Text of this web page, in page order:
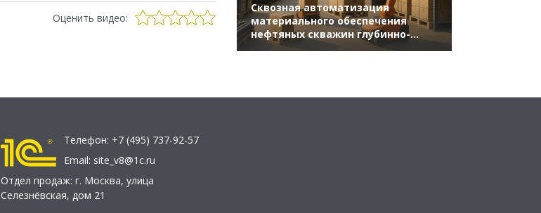
Оценить видео:
Сквозная автоматизация
материального обеспечения
нефтяных скважин глубинно-
насосным оборудованием на базе
СП «Татнефть-Добыча»)
Телефон: +7 (495) 737-92-57
Email: site_v8@1c.ru
Отдел продаж: г. Москва, улица
Селезнёвская, дом 21